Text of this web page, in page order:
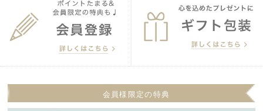
会員様限定の特典